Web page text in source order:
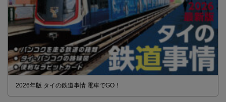
2026年版 タイの鉄道事情 電車でGO！